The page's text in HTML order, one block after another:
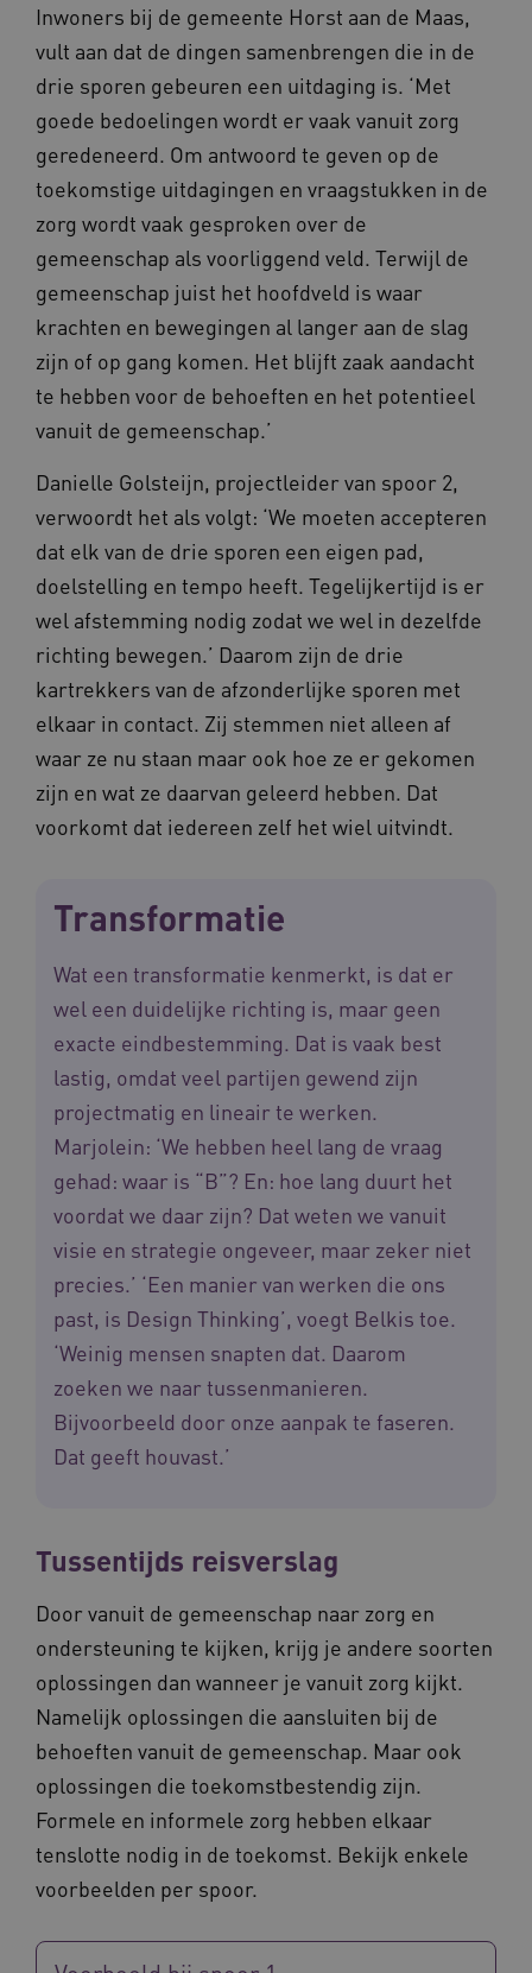
Inwoners bij de gemeente Horst aan de Maas,
vult aan dat de dingen samenbrengen die in de
drie sporen gebeuren een uitdaging is. ‘Met
goede bedoelingen wordt er vaak vanuit zorg
geredeneerd. Om antwoord te geven op de
toekomstige uitdagingen en vraagstukken in de
zorg wordt vaak gesproken over de
gemeenschap als voorliggend veld. Terwijl de
gemeenschap juist het hoofdveld is waar
krachten en bewegingen al langer aan de slag
zijn of op gang komen. Het blijft zaak aandacht
te hebben voor de behoeften en het potentieel
vanuit de gemeenschap.’
Danielle Golsteijn, projectleider van spoor 2,
verwoordt het als volgt: ‘We moeten accepteren
dat elk van de drie sporen een eigen pad,
doelstelling en tempo heeft. Tegelijkertijd is er
wel afstemming nodig zodat we wel in dezelfde
richting bewegen.’ Daarom zijn de drie
kartrekkers van de afzonderlijke sporen met
elkaar in contact. Zij stemmen niet alleen af
waar ze nu staan maar ook hoe ze er gekomen
zijn en wat ze daarvan geleerd hebben. Dat
voorkomt dat iedereen zelf het wiel uitvindt.
Transformatie
Wat een transformatie kenmerkt, is dat er
wel een duidelijke richting is, maar geen
exacte eindbestemming. Dat is vaak best
lastig, omdat veel partijen gewend zijn
projectmatig en lineair te werken.
Marjolein: ‘We hebben heel lang de vraag
gehad: waar is “B”? En: hoe lang duurt het
voordat we daar zijn? Dat weten we vanuit
visie en strategie ongeveer, maar zeker niet
precies.’ ‘Een manier van werken die ons
past, is Design Thinking’, voegt Belkis toe.
‘Weinig mensen snapten dat. Daarom
zoeken we naar tussenmanieren.
Bijvoorbeeld door onze aanpak te faseren.
Dat geeft houvast.’
Tussentijds reisverslag
Door vanuit de gemeenschap naar zorg en
ondersteuning te kijken, krijg je andere soorten
oplossingen dan wanneer je vanuit zorg kijkt.
Namelijk oplossingen die aansluiten bij de
behoeften vanuit de gemeenschap. Maar ook
oplossingen die toekomstbestendig zijn.
Formele en informele zorg hebben elkaar
tenslotte nodig in de toekomst. Bekijk enkele
voorbeelden per spoor.
Naam Provider/ Domein
_ga
Google LLC
.waardigheidentrots.nl
_ga_6B560G1Y8F .waardigheidentrots.nl
_ga_G3VHK6CSBS .waardigheidentrots.nl
Google
.waardigheidentrots.nl
AWSALB
Amazon.com Inc.
YSC
Google LLC
m906.waardigheidentrots.nl
BCSessionID www.waardigheidentrots.nl